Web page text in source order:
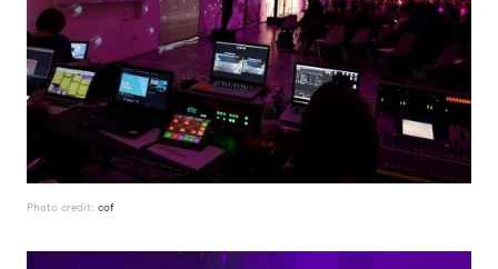
Photo credit: cof